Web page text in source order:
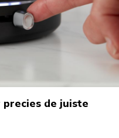
de juiste